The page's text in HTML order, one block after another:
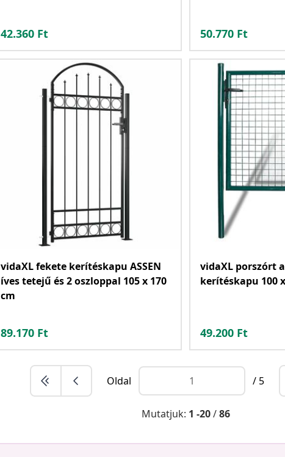
42.360 Ft 50.770 Ft
vidaXL fekete kerítéskapu ASSEN
íves tetejű és 2 oszloppal 105 x 170
cm
89.170 Ft
vidaXL porszórt
kerítéskapu 100
49.200 Ft
Oldal / 5
Mutatjuk: 1 -20/86